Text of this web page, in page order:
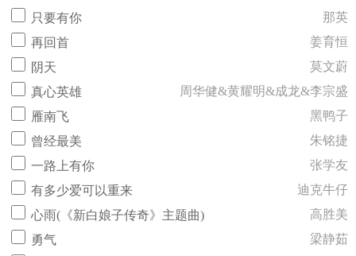
只要有你
那英
再回首
姜育恒
阴天
莫文蔚
真心英雄
周华健&黄耀明&成龙&李宗盛
雁南飞
黑鸭子
曾经最美
朱铭捷
一路上有你
张学友
有多少爱可以重来
迪克牛仔
心雨(《新白娘子传奇》主题曲)
高胜美
勇气
梁静茹